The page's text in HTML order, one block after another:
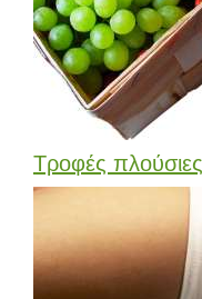
Τροφές